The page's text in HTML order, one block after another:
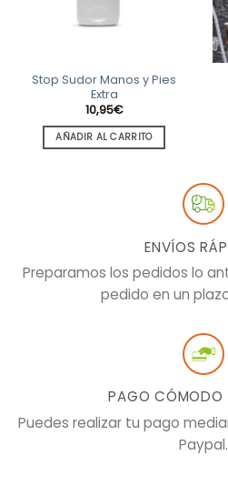
Stop Sudor Manos y Pies
Extra
10,95€
AÑADIR AL CARRITO
ENVÍOS
Preparamos los pedidos lo
pedido en un
PAGO CÓMODO
Puedes realizar tu pago
Paypal.